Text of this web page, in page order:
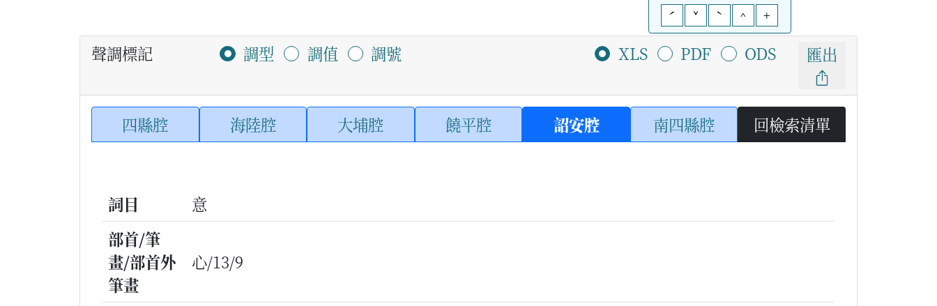
ˊ
ˇ ˋ ^ +
聲調標記 調型 調值 調號 XLS PDF ODS 匯出
四縣腔 海陸腔 大埔腔 饒平腔 詔安腔 南四縣腔 回檢索清單
詞目
意
部首/筆
畫/部首外
筆畫
心/13/9